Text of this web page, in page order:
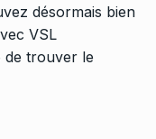
désormais bien
VSL
de trouver le